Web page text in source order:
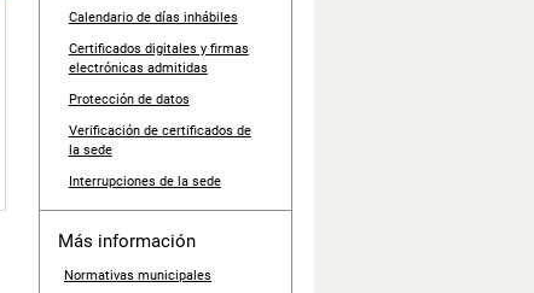
Calendario de días inhábiles
Certificados digitales y firmas
electrónicas admitidas
Protección de datos
Verificación de certificados de
la sede
Interrupciones de la sede
Más información
Normativas municipales